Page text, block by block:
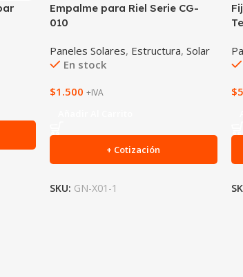
Empalme para Riel Serie CG-
010
Paneles Solares, Estructura, Solar
En stock
$1.500 +IVA
+ Cotización
SKU: GN-X01-1
$